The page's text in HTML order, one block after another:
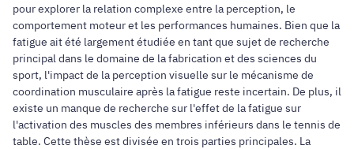
pour explorer la relation complexe entre la perception, le
comportement moteur et les performances humaines. Bien que la
fatigue ait été largement étudiée en tant que sujet de recherche
principal dans le domaine de la fabrication et des sciences du
sport, l'impact de la perception visuelle sur le mécanisme de
coordination musculaire après la fatigue reste incertain. De plus, il
existe un manque de recherche sur l'effet de la fatigue sur
l'activation des muscles des membres inférieurs dans le tennis de
table. Cette thèse est divisée en trois parties principales. La